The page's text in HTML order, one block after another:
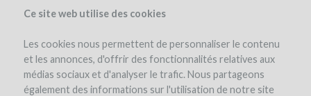
Ce site web utilise des cookies
Les cookies nous permettent de personnaliser le contenu
et les annonces, d'offrir des fonctionnalités relatives aux
médias sociaux et d'analyser le trafic. Nous partageons
également des informations sur l'utilisation de notre site
el proyecto la empresa las ventajas opinión de expertos